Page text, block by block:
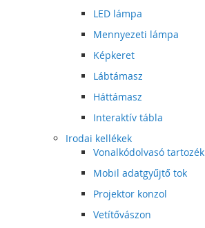
LED lámpa
Mennyezeti lámpa
Képkeret
Lábtámasz
Háttámasz
Interaktív tábla
Irodai kellékek
Vonalkódolvasó tartozék
Mobil adatgyűjtő tok
Projektor konzol
Vetítővászon